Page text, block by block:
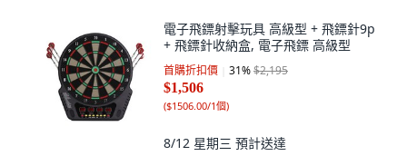
電子飛鏢射擊玩具 高級型 + 飛鏢針9p
+ 飛鏢針收納盒, 電子飛鏢 高級型
首購折扣價 31%$2,195
$1,506
($1506.00/1個)
8/12 星期三 預計送達